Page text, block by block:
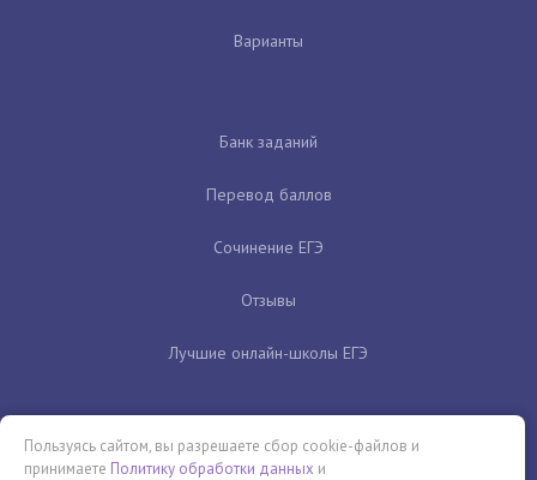
Варианты
Банк заданий
Перевод баллов
Сочинение ЕГЭ
Отзывы
Лучшие онлайн-школы ЕГЭ
Пользуясь сайтом, вы разрешаете сбор cookie-файлов и
принимаете Политику обработки данных и